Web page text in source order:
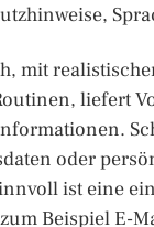
mit
liefert
oder
ist eine
Beispiel E-